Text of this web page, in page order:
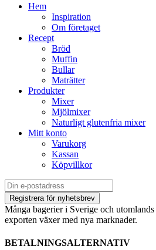
Hem
Inspiration
Om företaget
Recept
Bröd
Muffin
Bullar
Maträtter
Produkter
Mixer
Mjölmixer
Naturligt glutenfria mixer
Mitt konto
Varukorg
Kassan
Köpvillkor
Många bagerier i Sverige och
exporten växer med nya marknader.
BETALNINGSALTERNATIV